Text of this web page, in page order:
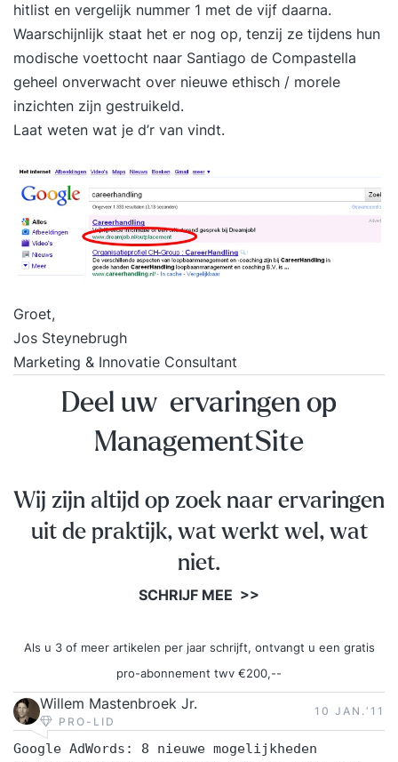
hitlist en vergelijk nummer 1 met de vijf daarna.
Waarschijnlijk staat het er nog op, tenzij ze tijdens hun
modische voettocht naar Santiago de Compastella
geheel onverwacht over nieuwe ethisch / morele
inzichten zijn gestruikeld.
Laat weten wat je d’r van vindt.
Groet,
Jos Steynebrugh
Marketing & Innovatie Consultant
Deel uw ervaringen op
ManagementSite
Wij zijn altijd op zoek naar ervaringen
uit de praktijk, wat werkt wel, wat
niet.
SCHRIJF MEE >>
Als u 3 of meer artikelen per jaar schrijft, ontvangt u een gratis
pro-abonnement twv €200,--
Willem Mastenbroek Jr.
PRO-LID
10 JAN.‘11
Google AdWords: 8 nieuwe mogelijkheden